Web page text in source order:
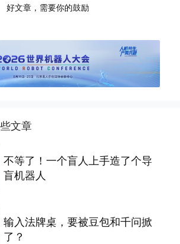
好文章，需要你的鼓励
文章
不等了！一个盲人上手造了个导
盲机器人
输入法牌桌，要被豆包和千问掀
了？